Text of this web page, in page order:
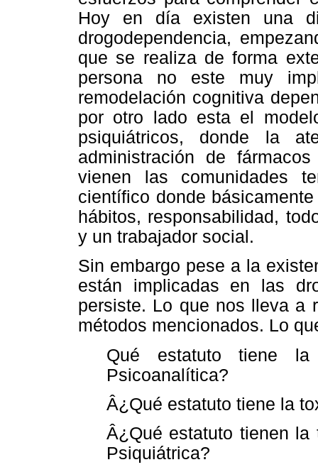
Hoy en día existen una
drogodependencia,
que se realiza de forma
persona no este muy
remodelación cognitiva
por otro lado esta el
psiquiátricos, donde la
administración de
vienen las comunidades
científico donde
hábitos, responsabilidad,
y un trabajador social.
Sin embargo pese a la
están implicadas en las
persiste. Lo que nos lleva a
métodos mencionados. Lo
Qué estatuto tiene la
Psicoanalítica?
Â¿Qué estatuto tiene la
Â¿Qué estatuto tienen
Psiquiátrica?